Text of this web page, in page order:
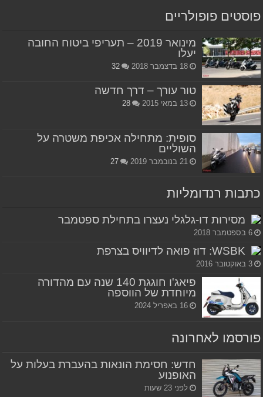
פוסטים פופולריים
מינואר 2019 – תעריפי ביטוח החובה
יעלו
18 בדצמבר 2018 32
טור עורך – דרך חדשה
13 במאי 2015 28
סופית: מתחילה אכיפת משטרה על
השוליים
21 בנובמבר 2019 27
כתבות רנדומליות
מסירות דו-גלגלי נעצרו בתחילת ספטמבר
6 בספטמבר 2018
WSBK: דוז פואה לדיוויס בצרפת
3 באוקטובר 2016
פיאג'ו חוגגת 140 שנה עם מהדורה
מיוחדת של הווספה
16 באפריל 2024
פורסמו לאחרונה
חדש: חסימת הונאות בהעברת בעלות על
האופנוע
לפני 23 שעות